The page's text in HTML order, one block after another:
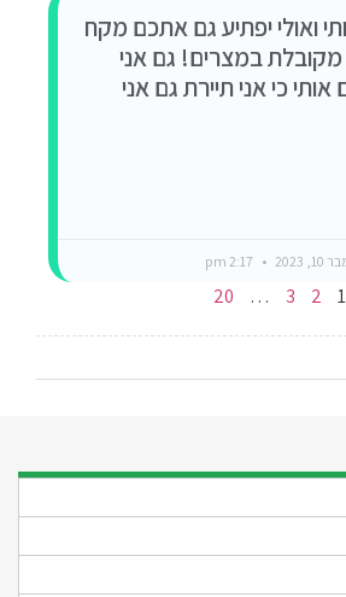
ואולי יפתיע גם אתכם מקח
מקובלת במצרים! גם אני
כי אני תיירת גם אני
2023
1
2
3
…
20